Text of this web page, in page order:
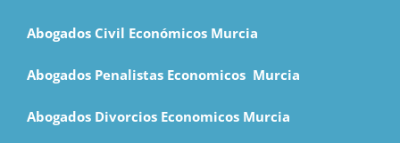
Abogados Civil Económicos Murcia
Abogados Penalistas Economicos Murcia
Abogados Divorcios Economicos Murcia